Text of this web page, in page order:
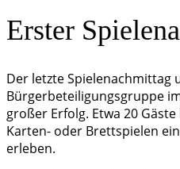
Erster
Der letzte Spielenachmittag
Bürgerbeteiligungsgruppe
großer Erfolg. Etwa 20
Karten- oder Brettspielen
erleben.